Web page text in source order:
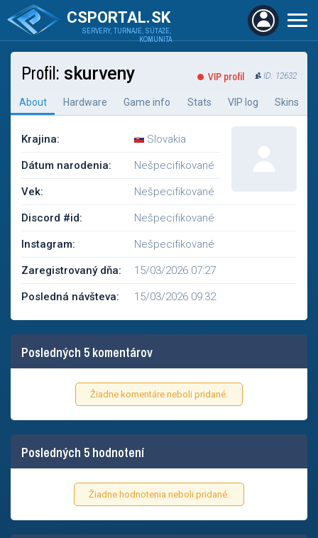
CSPORTAL.SK
SERVERY, TURNAJE, SÚŤAŽE,
KOMUNITA
Profil: skurveny VIP profil ID: 12632
About Hardware Game info Stats VIP log Skins
Krajina: Slovakia
Dátum narodenia: Nešpecifikované
Vek: Nešpecifikované
Discord #id: Nešpecifikované
Instagram: Nešpecifikované
Zaregistrovaný dňa: 15/03/2026 07:27
Posledná návšteva: 15/03/2026 09:32
Posledných 5 komentárov
Žiadne komentáre neboli pridané.
Posledných 5 hodnotení
Žiadne hodnotenia neboli pridané.